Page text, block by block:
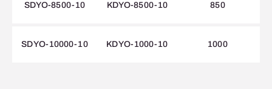
SDYO-8500-10 KDYO-8500-10 850
SDYO-10000-10 KDYO-1000-10 1000